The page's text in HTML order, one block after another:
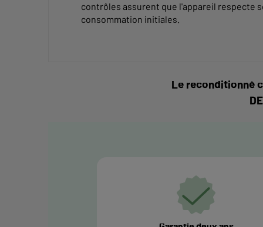
contrôles assurent que l'appareil respecte
consommation initiales.
Le reconditionné